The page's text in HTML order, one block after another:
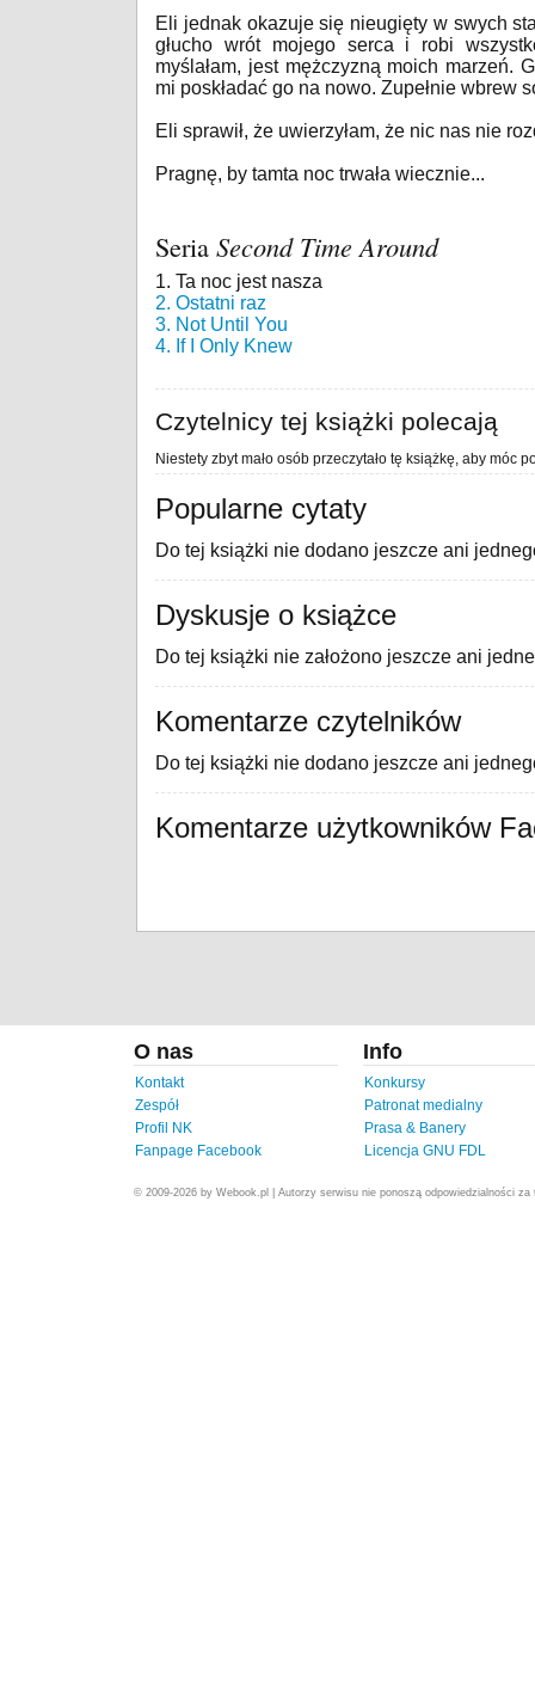
Eli jednak okazuje się nieugięty w swych
głucho wrót mojego serca i robi
myślałam, jest mężczyzną moich marzeń.
mi poskładać go na nowo. Zupełnie wbrew
Eli sprawił, że uwierzyłam, że nic nas nie
Pragnę, by tamta noc trwała wiecznie...
Seria Second Time Around
1. Ta noc jest nasza
2. Ostatni raz
3. Not Until You
4. If I Only Knew
Czytelnicy tej książki polecają
Niestety zbyt mało osób przeczytało tę książkę, aby móc
Popularne cytaty
Do tej książki nie dodano jeszcze ani
Dyskusje o książce
Do tej książki nie założono jeszcze ani
Komentarze czytelników
Do tej książki nie dodano jeszcze ani
Komentarze użytkowników
O nas
Kontakt
Zespół
Profil NK
Fanpage Facebook
Info
Konkursy
Patronat medialny
Prasa & Banery
Licencja GNU FDL
© 2009-2026 by Webook.pl | Autorzy serwisu nie ponoszą odpowiedzialności